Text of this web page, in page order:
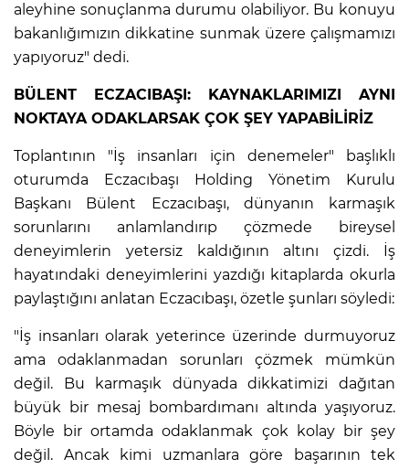
aleyhine sonuçlanma durumu olabiliyor. Bu konuyu
bakanlığımızın dikkatine sunmak üzere çalışmamızı
yapıyoruz" dedi.
BÜLENT ECZACIBAŞI: KAYNAKLARIMIZI AYNI
NOKTAYA ODAKLARSAK ÇOK ŞEY YAPABİLİRİZ
Toplantının "İş insanları için denemeler" başlıklı
oturumda Eczacıbaşı Holding Yönetim Kurulu
Başkanı Bülent Eczacıbaşı, dünyanın karmaşık
sorunlarını anlamlandırıp çözmede bireysel
deneyimlerin yetersiz kaldığının altını çizdi. İş
hayatındaki deneyimlerini yazdığı kitaplarda okurla
paylaştığını anlatan Eczacıbaşı, özetle şunları söyledi:
"İş insanları olarak yeterince üzerinde durmuyoruz
ama odaklanmadan sorunları çözmek mümkün
değil. Bu karmaşık dünyada dikkatimizi dağıtan
büyük bir mesaj bombardımanı altında yaşıyoruz.
Böyle bir ortamda odaklanmak çok kolay bir şey
değil. Ancak kimi uzmanlara göre başarının tek